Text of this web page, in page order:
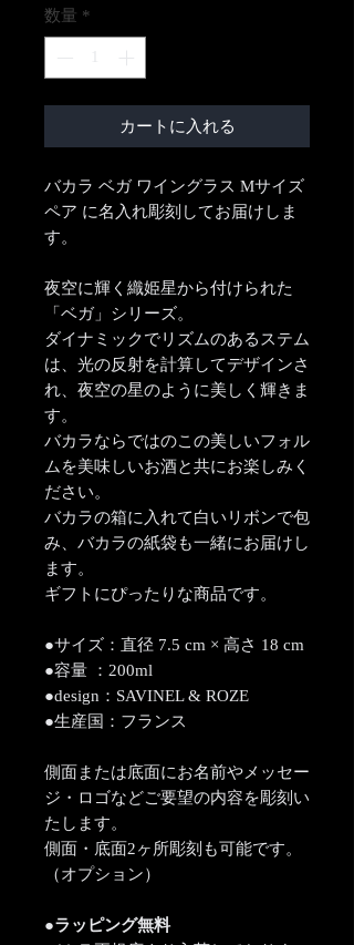
数量 *
カートに入れる
バカラ ベガ ワイングラス Mサイズ
ペア に名入れ彫刻してお届けしま
す。
夜空に輝く織姫星から付けられた
「ベガ」シリーズ。
ダイナミックでリズムのあるステム
は、光の反射を計算してデザインさ
れ、夜空の星のように美しく輝きま
す。
バカラならではのこの美しいフォル
ムを美味しいお酒と共にお楽しみく
ださい。
バカラの箱に入れて白いリボンで包
み、バカラの紙袋も一緒にお届けし
ます。
ギフトにぴったりな商品です。
●サイズ：直径 7.5 cm × 高さ 18 cm
●容量 ：200ml
●design：SAVINEL & ROZE
●生産国：フランス
側面または底面にお名前やメッセー
ジ・ロゴなどご要望の内容を彫刻い
たします。
側面・底面2ヶ所彫刻も可能です。
（オプション）
●ラッピング無料